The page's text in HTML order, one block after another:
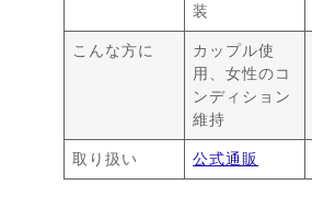
装
こんな方に
カップル使
用、女性のコ
ンディション
維持
取り扱い 公式通販